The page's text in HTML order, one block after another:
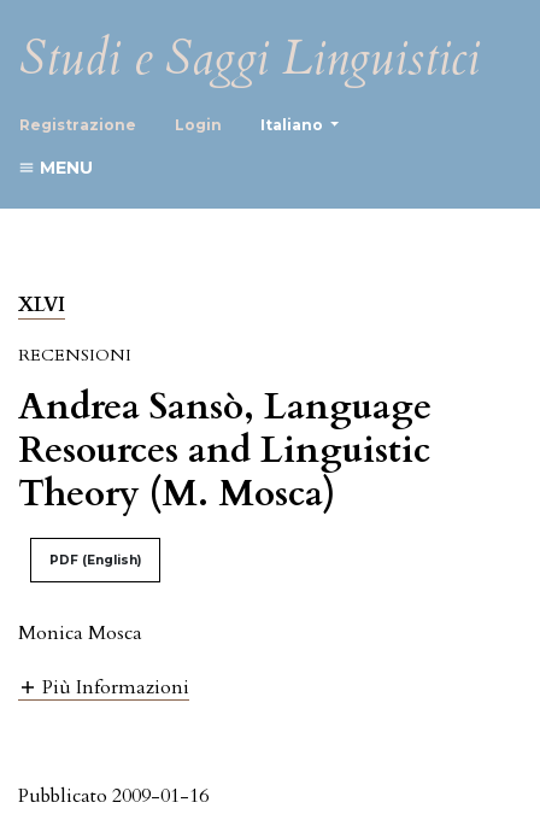
Studi e Saggi Linguistici
Registrazione Login Italiano
MENU
XLVI
RECENSIONI
Andrea Sansò, Language
Resources and Linguistic
Theory (M. Mosca)
PDF (English)
Monica Mosca
Più Informazioni
Pubblicato 2009-01-16